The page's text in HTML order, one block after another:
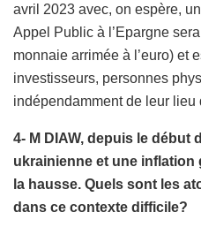
avril 2023 avec, on espère,
Appel Public à l’Epargne
monnaie arrimée à l’euro) et
investisseurs, personnes
indépendamment de leur lieu
4- M DIAW, depuis le début
ukrainienne et une inflation
la hausse. Quels sont les
dans ce contexte difficile?